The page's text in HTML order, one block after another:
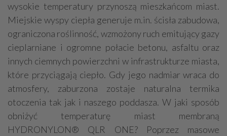
wysokie temperatury przynoszą mieszkańcom miast.
Miejskie wyspy ciepła generuje m.in. ścisła zabudowa,
ograniczona roślinność, wzmożony ruch emitujący gazy
cieplarniane i ogromne połacie betonu, asfaltu oraz
innych ciemnych powierzchni w infrastrukturze miasta,
które przyciągają ciepło. Gdy jego nadmiar wraca do
atmosfery, zaburzona zostaje naturalna termika
otoczenia tak jak i naszego poddasza. W jaki sposób
obniżyć temperaturę miast membraną
HYDRONYLON® QLR ONE? Poprzez masowe